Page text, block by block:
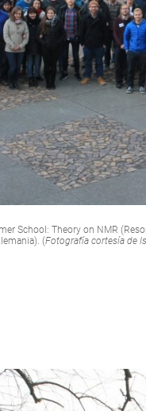
School: Theory on NMR
(Fotografía cortesía de